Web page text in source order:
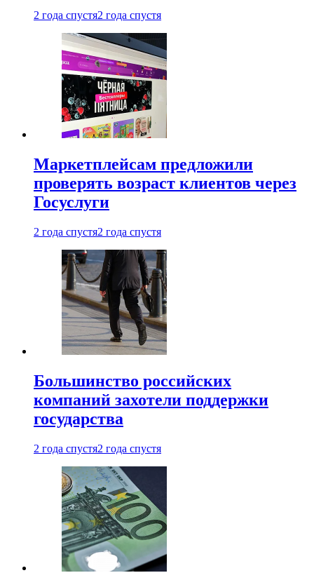
2 года спустя2 года спустя
Маркетплейсам предложили
проверять возраст клиентов через
Госуслуги
2 года спустя2 года спустя
Большинство российских
компаний захотели поддержки
государства
2 года спустя2 года спустя